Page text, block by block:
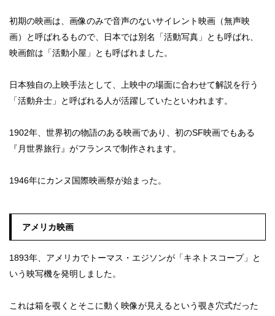
初期の映画は、画像のみで音声のないサイレント映画（無声映
画）と呼ばれるもので、日本では別名「活動写真」とも呼ばれ、
映画館は「活動小屋」とも呼ばれました。
日本独自の上映手法として、上映中の場面に合わせて解説を行う
「活動弁士」と呼ばれる人が活躍していたといわれます。
1902年、世界初の物語のある映画であり、初のSF映画でもある
『月世界旅行』がフランスで制作されます。
1946年にカンヌ国際映画祭が始まった。
アメリカ映画
1893年、アメリカでトーマス・エジソンが「キネトスコープ」と
いう映写機を発明しました。
これは箱を覗くとそこに動く映像が見えるという覗き穴式だった